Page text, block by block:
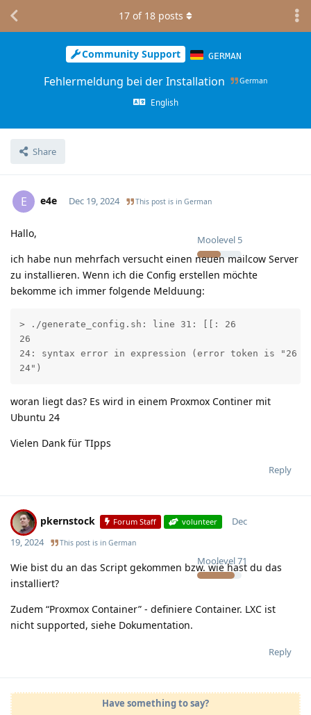
Community Support GERMAN
Fehlermeldung bei der Installation German
English
Share
17 of 18 posts
E e4e
Moolevel 5
Dec 19, 2024 This post is in German
Hallo,
ich habe nun mehrfach versucht einen neuen mailcow Server
zu installieren. Wenn ich die Config erstellen möchte
bekomme ich immer folgende Melduung:
> ./generate_config.sh: line 31: [[: 26
26
24: syntax error in expression (error token is "26
24")
woran liegt das? Es wird in einem Proxmox Continer mit
Ubuntu 24
Vielen Dank für TIpps
Reply
pkernstock Forum Staff volunteer
Moolevel71
Dec
19, 2024
This post is in German
Wie bist du an das Script gekommen bzw. wie hast du das
installiert?
Zudem “Proxmox Container” - definiere Container. LXC ist
nicht supported, siehe Dokumentation.
Reply
Have something to say?